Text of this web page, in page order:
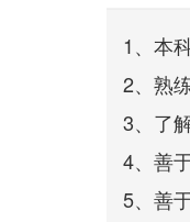
1、本
2、熟
3、了
4、善
5、善